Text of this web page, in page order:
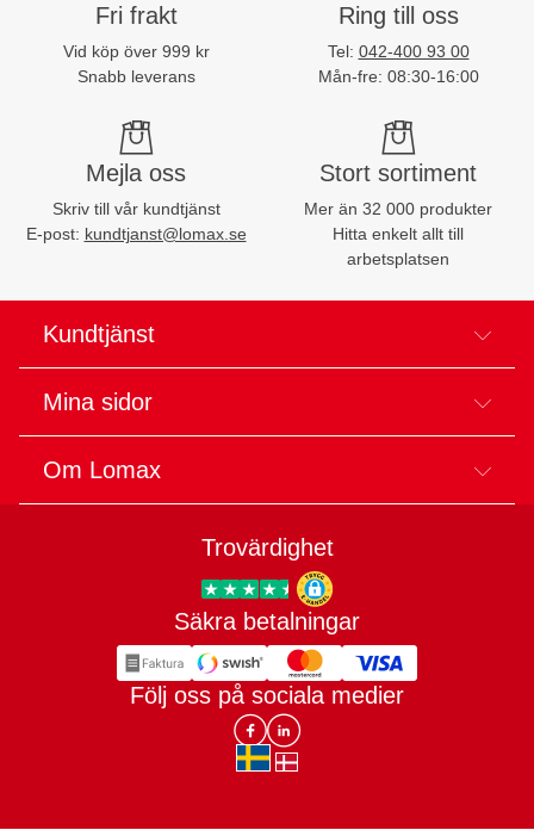
Fri frakt
Vid köp över 999 kr
Snabb leverans
Ring till oss
Tel: 042-400 93 00
Mån-fre: 08:30-16:00
Mejla oss
Skriv till vår kundtjänst
E-post: kundtjanst@lomax.se
Stort sortiment
Mer än 32 000 produkter
Hitta enkelt allt till
arbetsplatsen
Kundtjänst
Mina sidor
Om Lomax
Trovärdighet
Trygg E-handel
Säkra betalningar
Följ oss på sociala medier
Lomax DK Facebook
Lomax SE LinkIn
sv-SEda-DK